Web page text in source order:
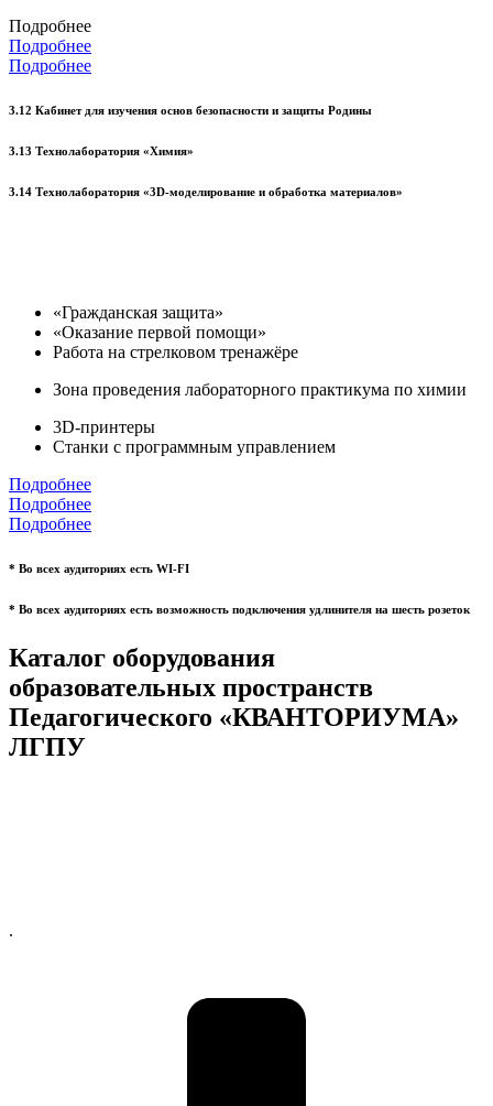
Подробнее
Подробнее
Подробнее
3.12 Кабинет для изучения основ безопасности и защиты Родины
3.13 Технолаборатория «Химия»
3.14 Технолаборатория «3D-моделирование и обработка материалов»
«Гражданская защита»
«Оказание первой помощи»
Работа на стрелковом тренажёре
Зона проведения лабораторного практикума по химии
3D-принтеры
Станки с программным управлением
Подробнее
Подробнее
Подробнее
* Во всех аудиториях есть WI-FI
* Во всех аудиториях есть возможность подключения удлинителя на шесть розеток
Каталог оборудования
образовательных пространств
Педагогического «КВАНТОРИУМА»
ЛГПУ
.